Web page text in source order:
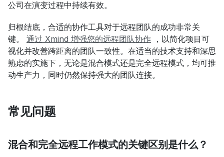
公司在演变过程中持续有效。
归根结底，合适的协作工具对于远程团队的成功非常关
键。 通过 Xmind 增强您的远程团队协作 ，以简化项目可
视化并改善跨距离的团队一致性。在适当的技术支持和深思
熟虑的实施下，无论是混合模式还是完全远程模式，均可推
动生产力，同时仍然保持强大的团队连接。
常见问题
混合和完全远程工作模式的关键区别是什么？